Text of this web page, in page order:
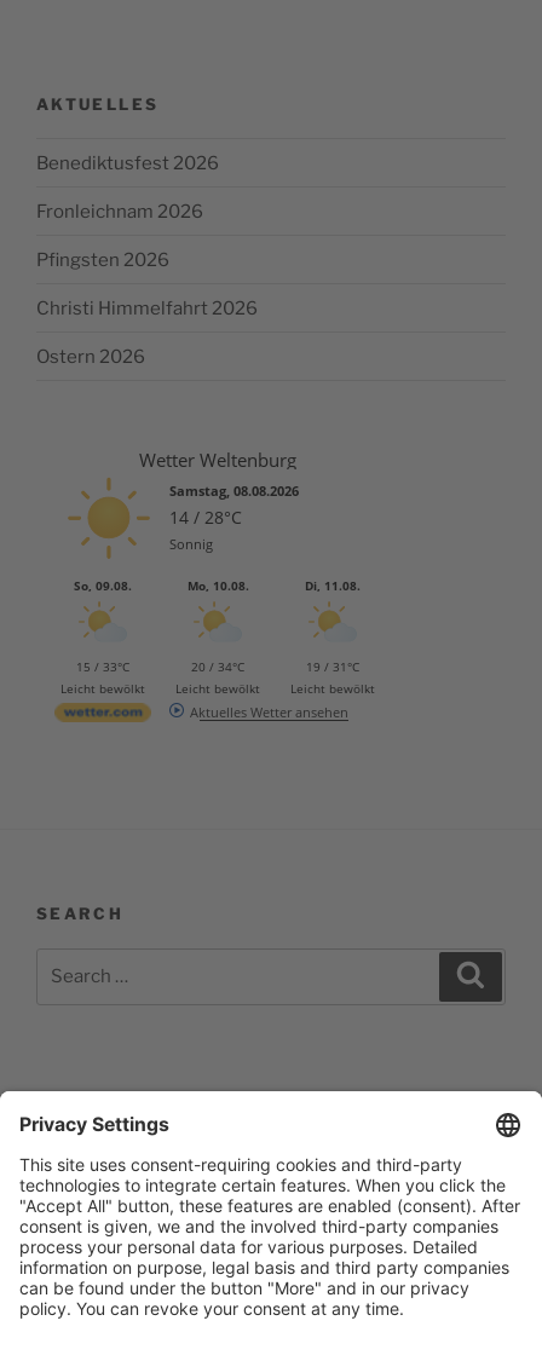
AKTUELLES
Benediktusfest 2026
Fronleichnam 2026
Pfingsten 2026
Christi Himmelfahrt 2026
Ostern 2026
Wetter Weltenburg
Samstag, 08.08.2026
14 / 28°C
Sonnig
So, 09.08.
15 / 33°C
Leicht bewölkt
Mo, 10.08.
20 / 34°C
Leicht bewölkt
Di, 11.08.
19 / 31°C
Leicht bewölkt
Aktuelles Wetter ansehen
SEARCH
Impressum
Barrierefreiheitserklärung
Datenschutzerklärung
Newsletter abonieren